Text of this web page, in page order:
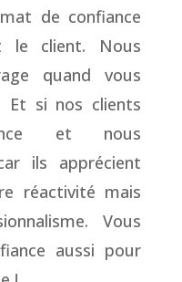
de confiance
le client. Nous
quand vous
Et si nos clients
et nous
ils apprécient
réactivité mais
Vous
aussi pour